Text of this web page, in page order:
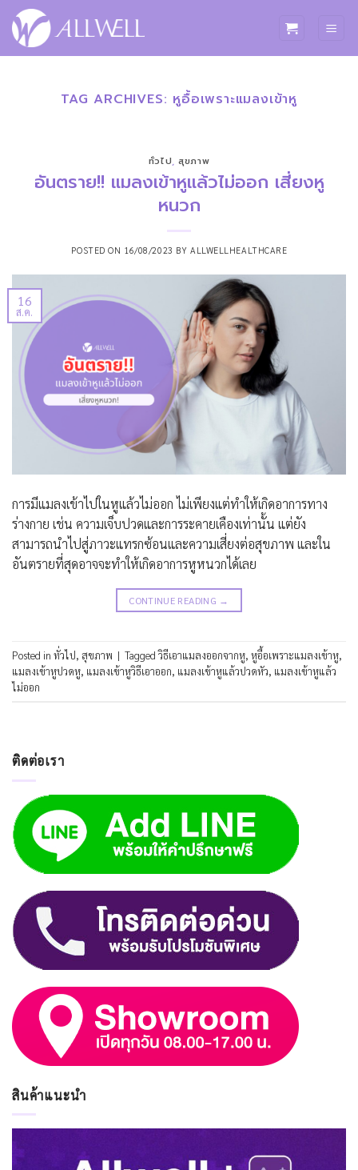
ข้าม
ไป
TAG ARCHIVES: หูอื้อเพราะแมลงเข้าหู
ทั่วไป,สุขภาพ
อันตราย!! แมลงเข้าหูแล้วไม่ออก เสี่ยงหู
หนวก
POSTED ON 16/08/2023 BY ALLWELLHEALTHCARE
16
ส.ค.
การมีแมลงเข้าไปในหูแล้วไม่ออก ไม่เพียงแต่ทำให้เกิดอาการทาง
ร่างกาย เช่น ความเจ็บปวดและการระคายเคืองเท่านั้น แต่ยัง
สามารถนำไปสู่ภาวะแทรกซ้อนและความเสี่ยงต่อสุขภาพ และใน
อันตรายที่สุดอาจจะทำให้เกิดอาการหูหนวกได้เลย
CONTINUE READING →
Posted in ทั่วไป, สุขภาพ | Taggedวิธีเอาแมลงออกจากหู, หูอื้อเพราะแมลงเข้าหู,
แมลงเข้าหูปวดหู, แมลงเข้าหูวิธีเอาออก, แมลงเข้าหูแล้วปวดหัว, แมลงเข้าหูแล้ว
ไม่ออก
ติดต่อเรา
สินค้าแนะนำ